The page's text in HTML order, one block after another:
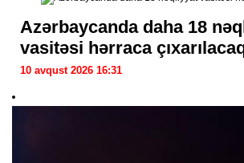
Azərbaycanda daha 18
vasitəsi hərraca
10 avqust 2026 16:31